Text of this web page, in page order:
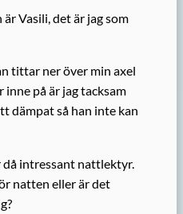
Vasili, det är jag som
tittar ner över min axel
inne på är jag tacksam
dämpat så han inte kan
intressant nattlektyr.
natten eller är det